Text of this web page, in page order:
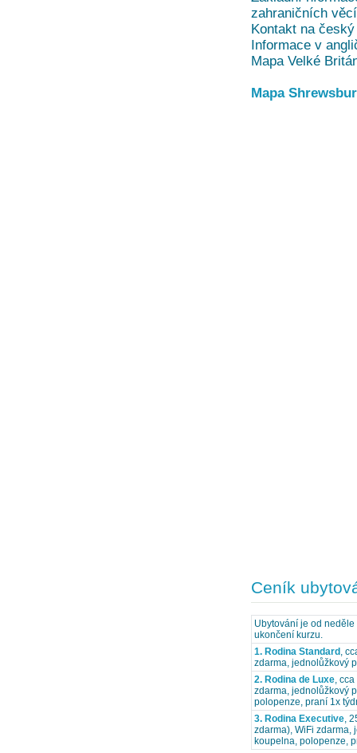
zahraničních
Kontakt na
Informace v
Mapa Velké
Mapa
Ceník
Ubytování je od
ukončení kurzu.
1. Rodina Standard ,
zdarma, jednolůžkový
2. Rodina de Luxe, cca
zdarma, jednolůžkový
polopenze, praní 1x
3. Rodina Executive,
zdarma), WiFi zdarma,
koupelna, polopenze,